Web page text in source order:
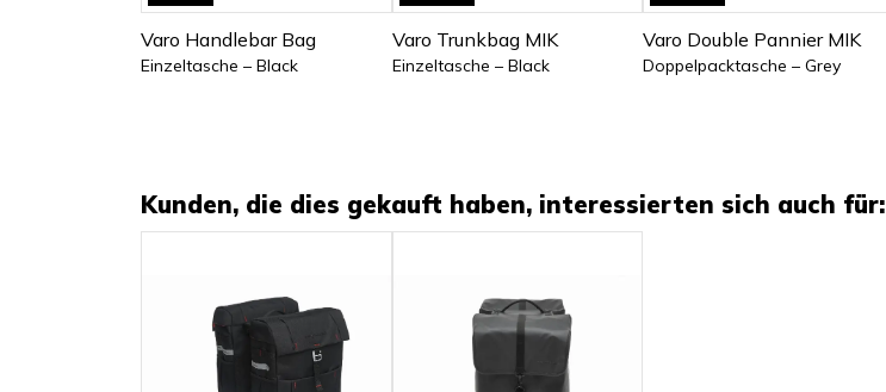
Varo Handlebar Bag
Einzeltasche – Black
Varo Trunkbag MIK
Einzeltasche – Black
Varo Double Pannier MIK
Doppelpacktasche – Grey
Kunden, die dies gekauft haben, interessierten sich auch für: